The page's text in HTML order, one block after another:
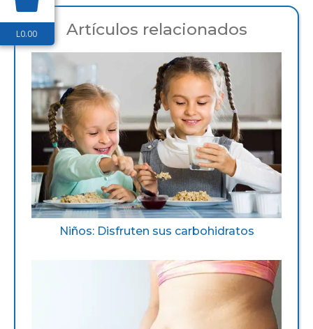
Artículos relacionados
Niños: Disfruten sus carbohidratos
L0.00